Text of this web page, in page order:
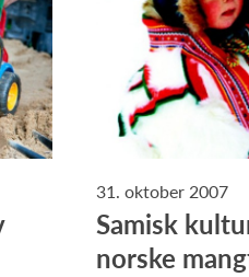
31. oktober 2007
Samisk
norske